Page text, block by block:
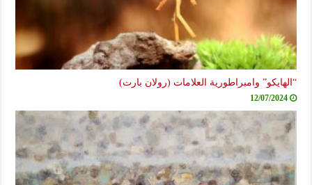
“الهايكو” وامبراطورية العلامات (رولان بارت)
12/07/2024